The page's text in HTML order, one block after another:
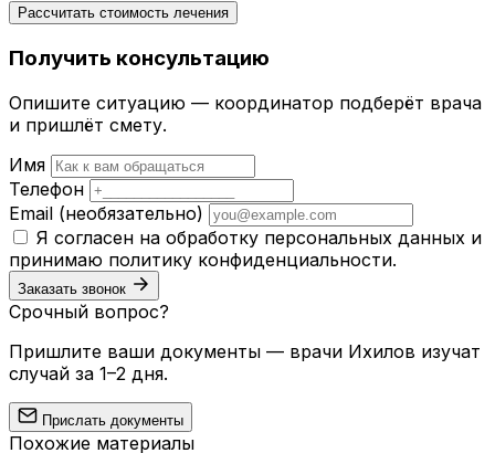
Рассчитать стоимость лечения
Получить консультацию
Опишите ситуацию — координатор подберёт врача
и пришлёт смету.
Имя
Телефон
Email (необязательно)
Я согласен на обработку персональных данных и
принимаю политику конфиденциальности.
Заказать звонок
Срочный вопрос?
Пришлите ваши документы — врачи Ихилов изучат
случай за 1–2 дня.
Прислать документы
Похожие материалы